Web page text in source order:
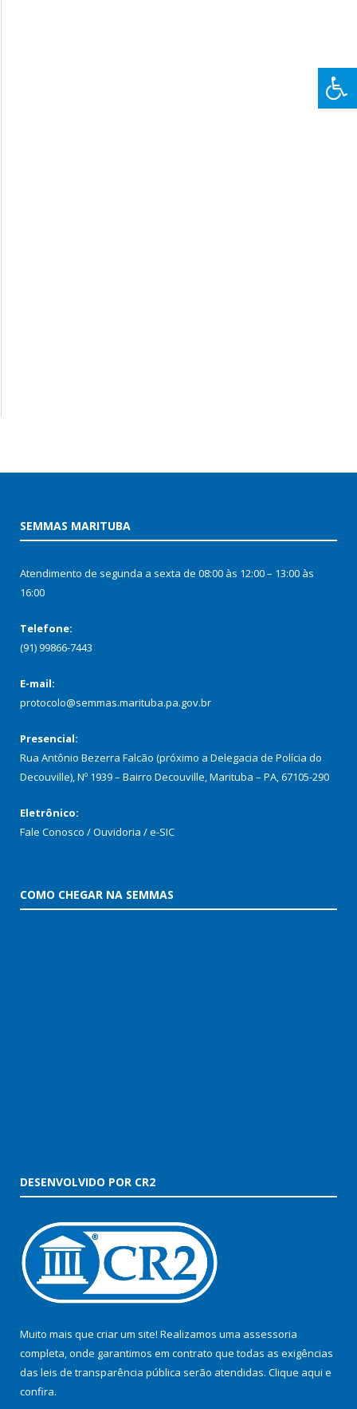
SEMMAS MARITUBA
Atendimento de segunda a sexta de 08:00 às 12:00 – 13:00 às
16:00
Telefone:
(91) 99866-7443
E-mail:
protocolo@semmas.marituba.pa.gov.br
Presencial:
Rua Antônio Bezerra Falcão (próximo a Delegacia de Polícia do
Decouville), Nº 1939 – Bairro Decouville, Marituba – PA, 67105-290
Eletrônico:
Fale Conosco / Ouvidoria / e-SIC
COMO CHEGAR NA SEMMAS
DESENVOLVIDO POR CR2
Muito mais que criar um site! Realizamos uma assessoria
completa, onde garantimos em contrato que todas as exigências
das leis de transparência pública serão atendidas. Clique aqui e
confira.